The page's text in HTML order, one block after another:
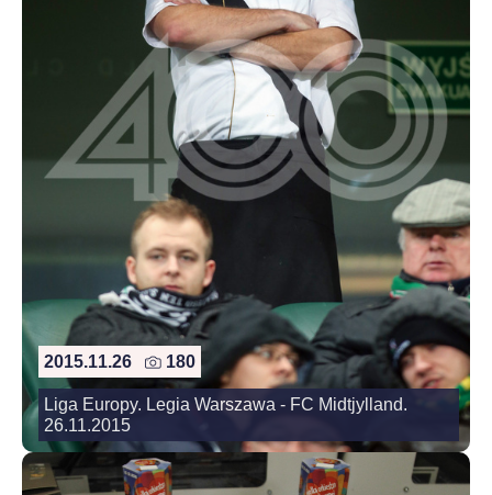
2015.11.26 180
Liga Europy. Legia Warszawa - FC Midtjylland.
26.11.2015